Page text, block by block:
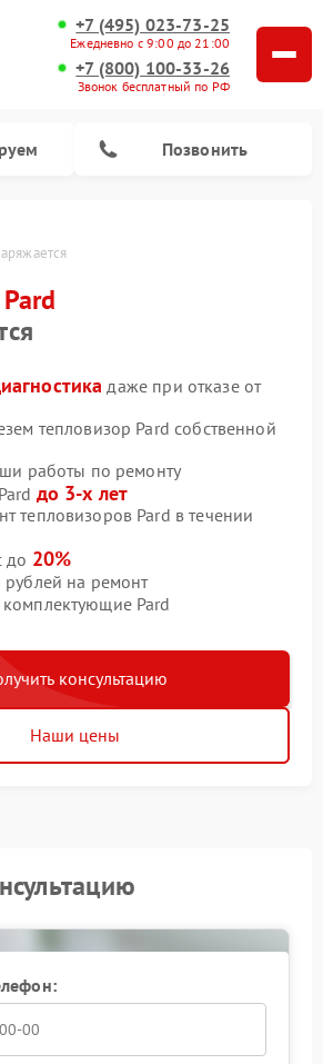
+7 (495) 023-73-25
Ежедневно с 9:00 до 21:00
+7 (800) 100-33-26
Звонок бесплатный по РФ
Позвонить
Pard
даже при отказе от
тепловизор Pard собственной
работы по ремонту
до 3-х лет
тепловизоров Pard в течении
до 20%
на ремонт
Pard
консультацию
Наши цены